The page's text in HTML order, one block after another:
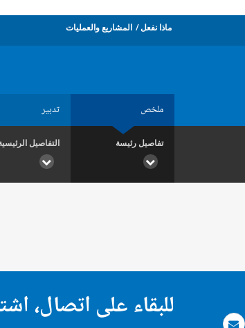
ماذا نفعل المشاريع والعمليات
ملخص تدبير
تفاصيل رئيسة التفاصيل
للبقاء على اتصال،